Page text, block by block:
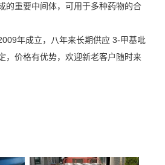
的重要中间体，可用于多种药物的合
年成立，八年来长期供应 3-甲基吡
，价格有优势，欢迎新老客户随时来